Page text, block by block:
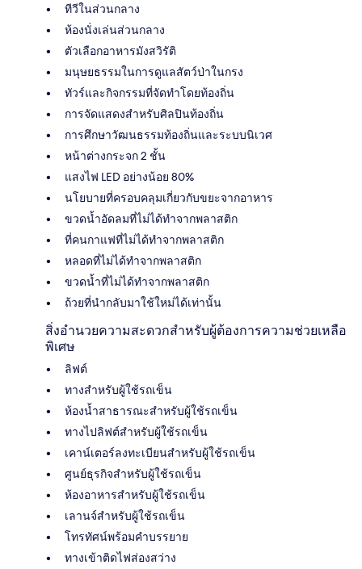
ทีวีในส่วนกลาง
ห้องนั่งเล่นส่วนกลาง
ตัวเลือกอาหารมังสวิรัติ
มนุษยธรรมในการดูแลสัตว์ป่าในกรง
ทัวร์และกิจกรรมที่จัดทำโดยท้องถิ่น
การจัดแสดงสำหรับศิลปินท้องถิ่น
การศึกษาวัฒนธรรมท้องถิ่นและระบบนิเวศ
หน้าต่างกระจก 2 ชั้น
แสงไฟ LED อย่างน้อย 80%
นโยบายที่ครอบคลุมเกี่ยวกับขยะจากอาหาร
ขวดน้ำอัดลมที่ไม่ได้ทำจากพลาสติก
ที่คนกาแฟที่ไม่ได้ทำจากพลาสติก
หลอดที่ไม่ได้ทำจากพลาสติก
ขวดน้ำที่ไม่ได้ทำจากพลาสติก
ถ้วยที่นำกลับมาใช้ใหม่ได้เท่านั้น
สิ่งอำนวยความสะดวกสำหรับผู้ต้องการความช่วยเหลือ
พิเศษ
ลิฟต์
ทางสำหรับผู้ใช้รถเข็น
ห้องน้ำสาธารณะสำหรับผู้ใช้รถเข็น
ทางไปลิฟต์สำหรับผู้ใช้รถเข็น
เคาน์เตอร์ลงทะเบียนสำหรับผู้ใช้รถเข็น
ศูนย์ธุรกิจสำหรับผู้ใช้รถเข็น
ห้องอาหารสำหรับผู้ใช้รถเข็น
เลานจ์สำหรับผู้ใช้รถเข็น
โทรทัศน์พร้อมคำบรรยาย
ทางเข้าติดไฟส่องสว่าง